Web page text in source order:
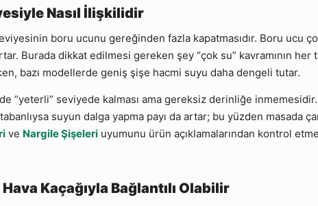
Nasıl İlişkilidir
boru ucunu gereğinden fazla kapatmasıdır. Boru ucu
Burada dikkat edilmesi gereken şey “çok su” kavramının her
bazı modellerde geniş şişe hacmi suyu daha dengeli tutar.
“yeterli” seviyede kalması ama gereksiz derinliğe
suyun dalga yapma payı da artar; bu yüzden
ve Nargile Şişeleri uyumunu ürün açıklamalarından kontrol
Kaçağıyla Bağlantılı Olabilir